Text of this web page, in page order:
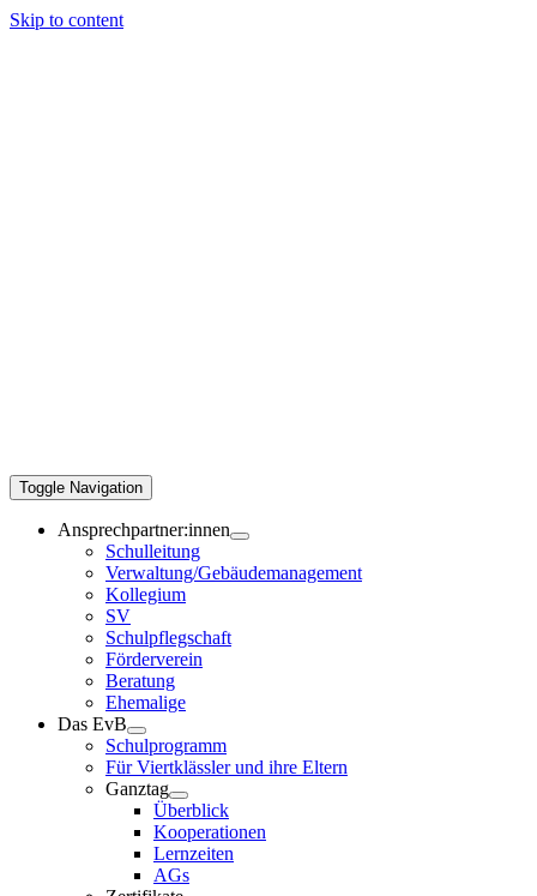
Skip to content
Toggle Navigation
Ansprechpartner:innen
Schulleitung
Verwaltung/Gebäudemanagement
Kollegium
SV
Schulpflegschaft
Förderverein
Beratung
Ehemalige
Das EvB
Schulprogramm
Für Viertklässler und ihre Eltern
Ganztag
Überblick
Kooperationen
Lernzeiten
AGs